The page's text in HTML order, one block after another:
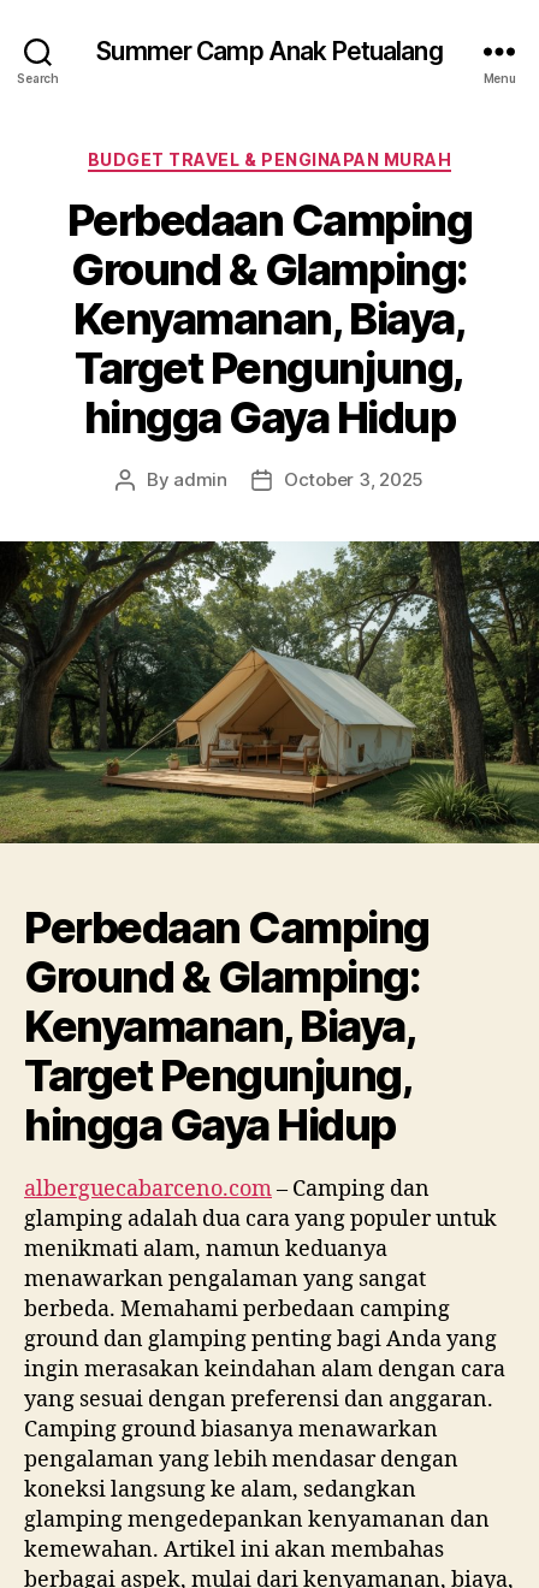
Search
Summer Camp Anak Petualang
Menu
Categories
BUDGET TRAVEL & PENGINAPAN MURAH
Perbedaan Camping
Ground & Glamping:
Kenyamanan, Biaya,
Target Pengunjung,
hingga Gaya Hidup
Post
By admin
PostOctober 3, 2025
Perbedaan Camping
Ground & Glamping:
Kenyamanan, Biaya,
Target Pengunjung,
hingga Gaya Hidup
alberguecabarceno.com– Camping dan
glamping adalah dua cara yang populer untuk
menikmati alam, namun keduanya
menawarkan pengalaman yang sangat
berbeda. Memahami perbedaan camping
ground dan glamping penting bagi Anda yang
ingin merasakan keindahan alam dengan cara
yang sesuai dengan preferensi dan anggaran.
Camping ground biasanya menawarkan
pengalaman yang lebih mendasar dengan
koneksi langsung ke alam, sedangkan
glamping mengedepankan kenyamanan dan
kemewahan. Artikel ini akan membahas
berbagai aspek, mulai dari kenyamanan, biaya,